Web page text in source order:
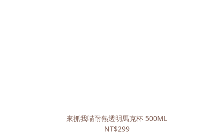
來抓我喵耐熱透明馬克杯 500ML
NT$299